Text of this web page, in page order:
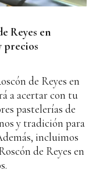
Reyes en
precios
de Reyes en
a acertar con tu
pastelerías de
y tradición para
incluimos
de Reyes en